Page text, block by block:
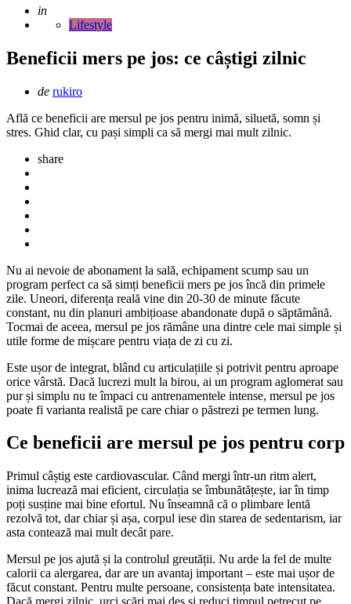
Adaugat
in
Lifestyle
Beneficii mers pe jos: ce câștigi zilnic
Scris
de rukiro
Află ce beneficii are mersul pe jos pentru inimă, siluetă, somn și
stres. Ghid clar, cu pași simpli ca să mergi mai mult zilnic.
share
Nu ai nevoie de abonament la sală, echipament scump sau un
program perfect ca să simți beneficii mers pe jos încă din primele
zile. Uneori, diferența reală vine din 20-30 de minute făcute
constant, nu din planuri ambițioase abandonate după o săptămână.
Tocmai de aceea, mersul pe jos rămâne una dintre cele mai simple și
utile forme de mișcare pentru viața de zi cu zi.
Este ușor de integrat, blând cu articulațiile și potrivit pentru aproape
orice vârstă. Dacă lucrezi mult la birou, ai un program aglomerat sau
pur și simplu nu te împaci cu antrenamentele intense, mersul pe jos
poate fi varianta realistă pe care chiar o păstrezi pe termen lung.
Ce beneficii are mersul pe jos pentru corp
Primul câștig este cardiovascular. Când mergi într-un ritm alert,
inima lucrează mai eficient, circulația se îmbunătățește, iar în timp
poți susține mai bine efortul. Nu înseamnă că o plimbare lentă
rezolvă tot, dar chiar și așa, corpul iese din starea de sedentarism, iar
asta contează mai mult decât pare.
Mersul pe jos ajută și la controlul greutății. Nu arde la fel de multe
calorii ca alergarea, dar are un avantaj important – este mai ușor de
făcut constant. Pentru multe persoane, consistența bate intensitatea.